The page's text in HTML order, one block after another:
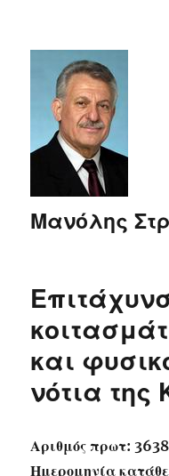
Μανόλης
και
νότια της
Αριθμός πρωτ: 3638
Ημερομηνία